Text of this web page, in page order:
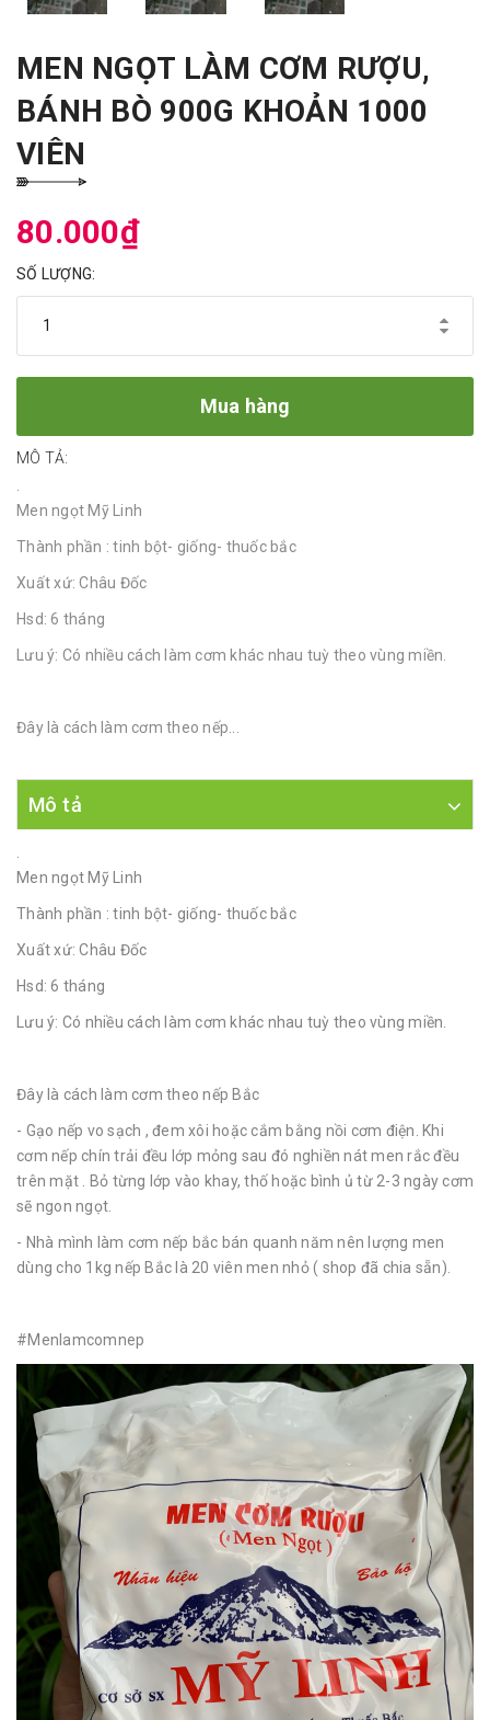
MEN NGỌT LÀM CƠM RƯỢU,
BÁNH BÒ 900G KHOẢN 1000
VIÊN
80.000₫
SỐ LƯỢNG:
Mua hàng
MÔ TẢ:
Men ngọt Mỹ Linh
Thành phần : tinh bột- giống- thuốc bắc
Xuất xứ: Châu Đốc
Hsd: 6 tháng
Lưu ý: Có nhiều cách làm cơm khác nhau tuỳ theo vùng miền.
Đây là cách làm cơm theo nếp...
Mô tả
Men ngọt Mỹ Linh
Thành phần : tinh bột- giống- thuốc bắc
Xuất xứ: Châu Đốc
Hsd: 6 tháng
Lưu ý: Có nhiều cách làm cơm khác nhau tuỳ theo vùng miền.
Đây là cách làm cơm theo nếp Bắc
- Gạo nếp vo sạch , đem xôi hoặc cắm bằng nồi cơm điện. Khi
cơm nếp chín trải đều lớp mỏng sau đó nghiền nát men rắc đều
trên mặt . Bỏ từng lớp vào khay, thố hoặc bình ủ từ 2-3 ngày cơm
sẽ ngon ngọt.
- Nhà mình làm cơm nếp bắc bán quanh năm nên lượng men
dùng cho 1kg nếp Bắc là 20 viên men nhỏ ( shop đã chia sẵn).
#Menlamcomnep